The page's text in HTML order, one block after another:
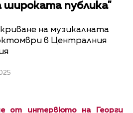
широката публика"
на музикалната
в Централния
от интервюто на Георги